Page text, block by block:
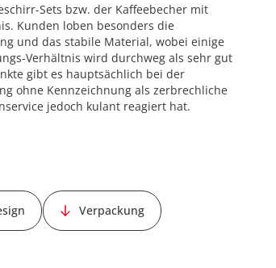
Sets bzw. der Kaffeebecher mit
Kunden loben besonders die
und das stabile Material, wobei einige
Verhältnis wird durchweg als sehr gut
gibt es hauptsächlich bei der
ohne Kennzeichnung als zerbrechliche
jedoch kulant reagiert hat.
Verpackung